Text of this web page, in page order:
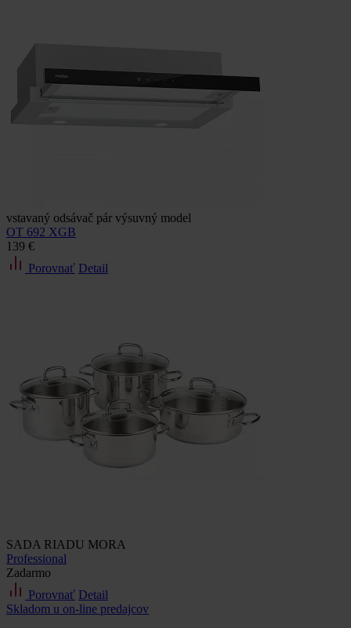
vstavaný odsávač pár výsuvný model
OT 692 XGB
139 €
Porovnať Detail
SADA RIADU MORA
Professional
Zadarmo
Porovnať Detail
Skladom u on-line predajcov